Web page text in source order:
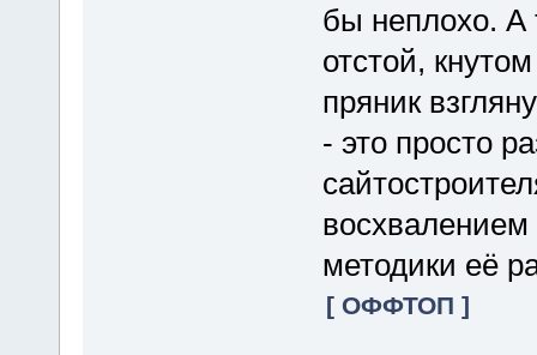
бы неплохо. А
отстой,
пряник
- это просто
восхвалением
методики её
[ ОФФТОП ]